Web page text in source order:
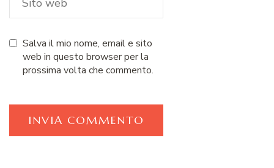
Salva il mio nome, email e sito
web in questo browser per la
prossima volta che commento.